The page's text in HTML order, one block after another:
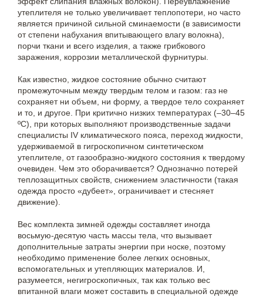
утеплителя не только увеличивает теплопотери, но часто
является причиной сильной сминаемости (в зависимости
от степени набухания впитывающего влагу волокна),
порчи ткани и всего изделия, а также грибкового
заражения, коррозии металлической фурнитуры.
Как известно, жидкое состояние обычно считают
промежуточным между твердым телом и газом: газ не
сохраняет ни объем, ни форму, а твердое тело сохраняет
и то, и другое. При критично низких температурах (­–30–45
ºС), при которых выполняют производственные задачи
специалисты IV климатического пояса, переход жидкости,
удерживаемой в гигроскопичном синтетическом
утеплителе, от газообразно-жидкого состояния к твердому
очевиден. Чем это оборачивается? Однозначно потерей
теплозащитных свойств, снижением эластичности (такая
одежда просто «дубеет», ограничивает и стесняет
движение).
Вес комплекта зимней одежды составляет иногда
восьмую-десятую часть массы тела, что вызывает
дополнительные затраты энергии при носке, поэтому
необходимо применение более легких основных,
вспомогательных и утепляющих материалов. И,
разумеется, негигроскопичных, так как только вес
впитанной влаги может составить в специальной одежде